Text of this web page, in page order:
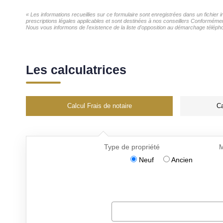
« Les informations recueillies sur ce formulaire sont enregistrées dans un
prescriptions légales applicables et sont destinées à nos conseillers
Nous vous informons de l'existence de la liste d'opposition au démarchage
Les calculatrices
Calcul Frais de notaire